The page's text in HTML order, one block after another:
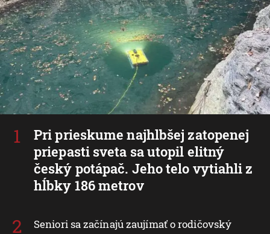
Pri prieskume najhlbšej zatopenej
priepasti sveta sa utopil elitný
český potápač. Jeho telo vytiahli z
hĺbky 186 metrov
Seniori sa začínajú zaujímať o rodičovský